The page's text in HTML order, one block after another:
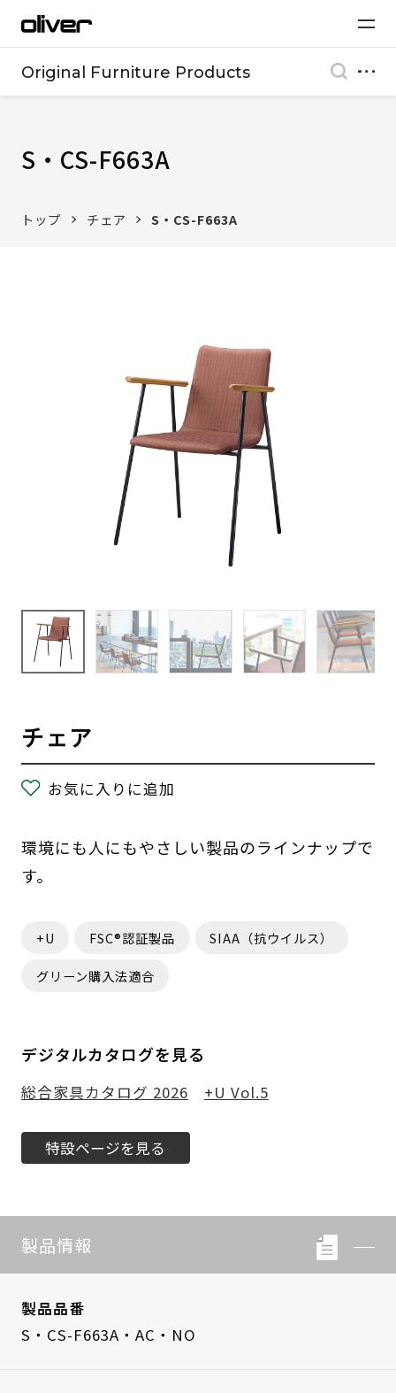
Original Furniture Products
S・CS-F663A
トップ チェア S・CS-F663A
チェア
お気に入りに追加
環境にも人にもやさしい製品のラインナップで
す。
+U FSC®認証製品 SIAA（抗ウイルス）
グリーン購入法適合
デジタルカタログを見る
総合家具カタログ 2026 +U Vol.5
特設ページを見る
製品情報
製品品番
S・CS-F663A・AC・NO